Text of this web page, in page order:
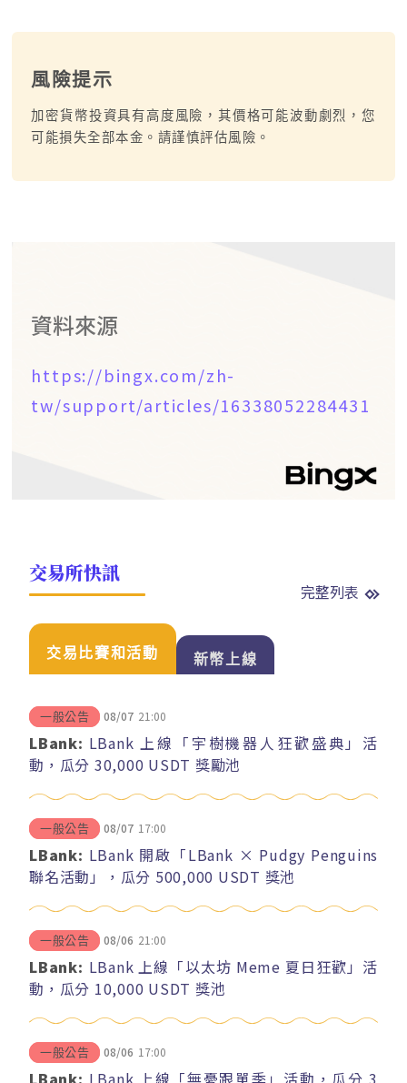
風險提示
加密貨幣投資具有高度風險，其價格可能波動劇烈，您
可能損失全部本金。請謹慎評估風險。
資料來源
https://bingx.com/zh-
tw/support/articles/16338052284431
交易所快訊
完整列表
交易比賽和活動 新幣上線
一般公告 08/07 21:00
LBank: LBank 上線「宇樹機器人狂歡盛典」活
動，瓜分 30,000 USDT 獎勵池
一般公告 08/07 17:00
LBank: LBank 開啟「LBank × Pudgy Penguins
聯名活動」，瓜分 500,000 USDT 獎池
一般公告 08/06 21:00
LBank: LBank 上線「以太坊 Meme 夏日狂歡」活
動，瓜分 10,000 USDT 獎池
一般公告 08/06 17:00
LBank: LBank 上線「無憂跟單季」活動，瓜分 3